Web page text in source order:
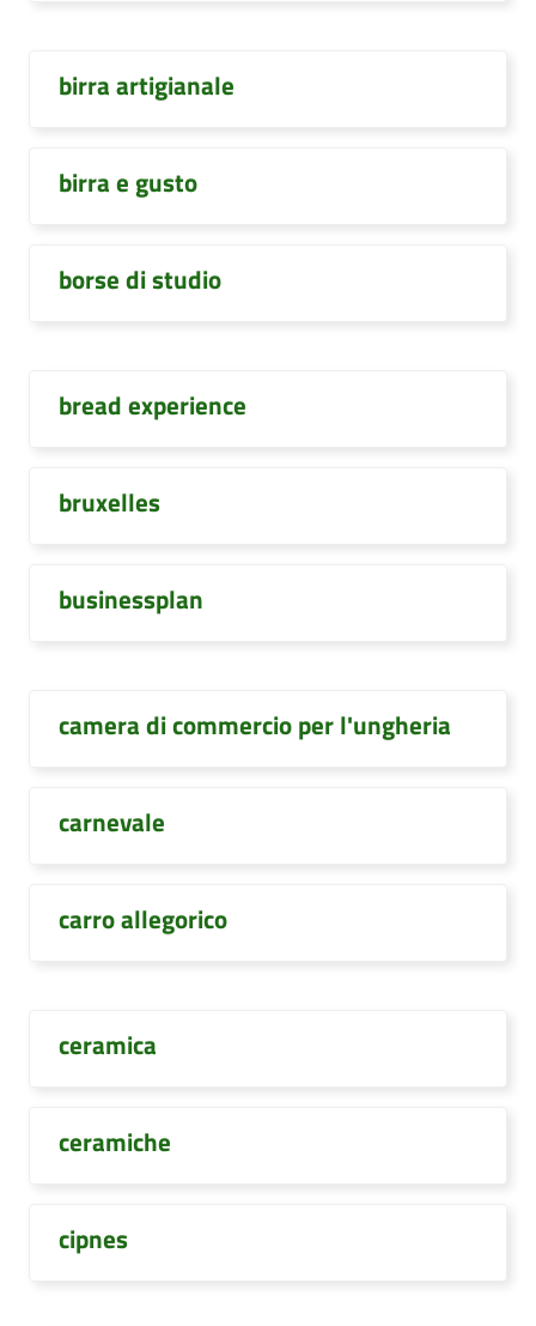
birra artigianale
birra e gusto
borse di studio
bread experience
bruxelles
businessplan
camera di commercio per l'ungheria
carnevale
carro allegorico
ceramica
ceramiche
cipnes